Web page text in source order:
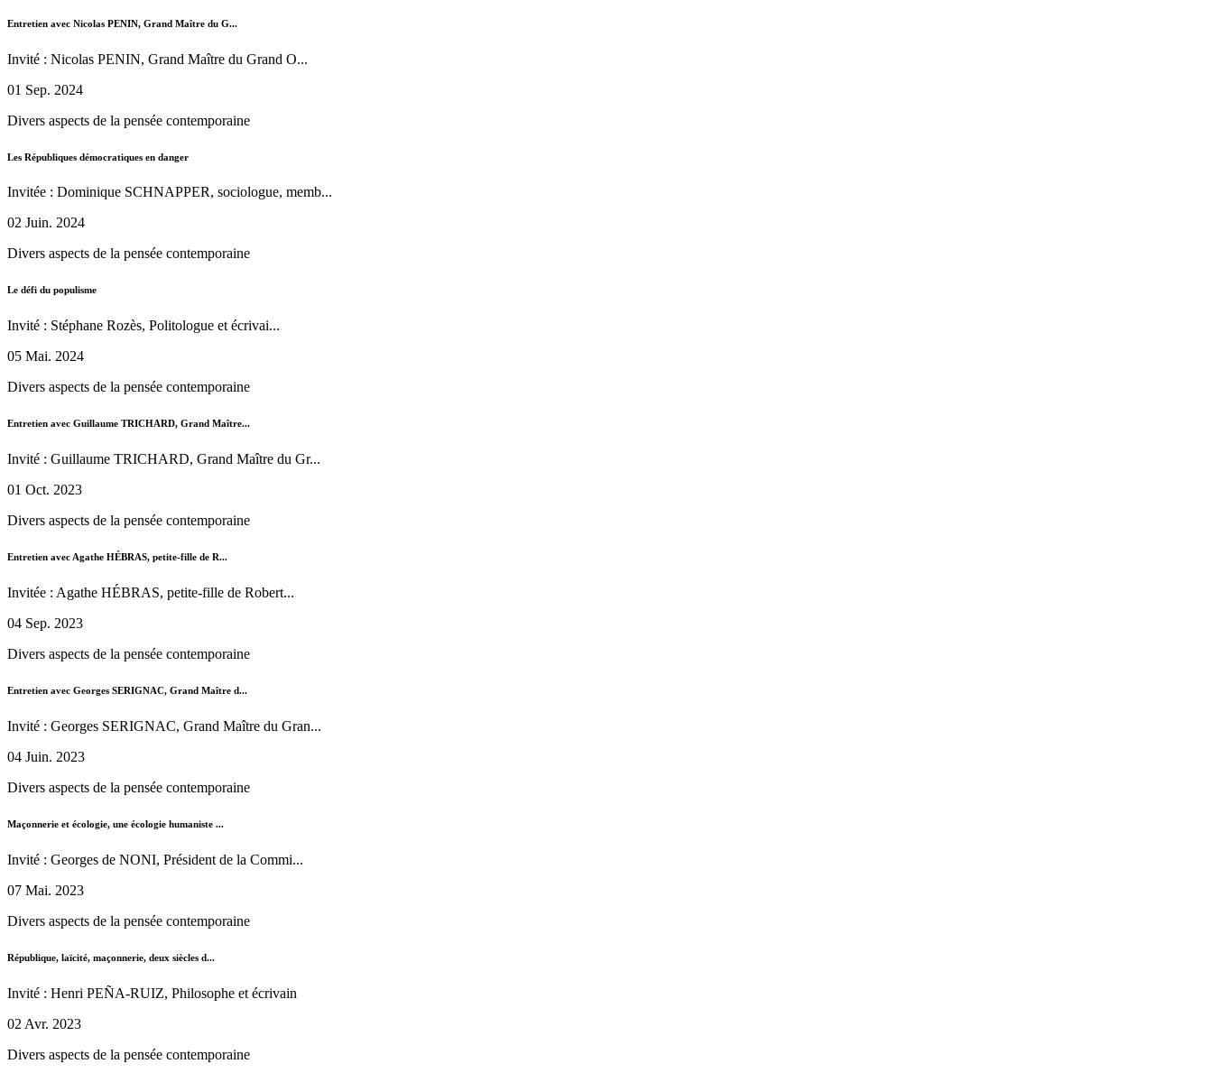
Entretien avec Nicolas PENIN, Grand Maître du G...
Invité : Nicolas PENIN, Grand Maître du Grand O...
01 Sep. 2024
Divers aspects de la pensée contemporaine
Les Républiques démocratiques en danger
Invitée : Dominique SCHNAPPER, sociologue, memb...
02 Juin. 2024
Divers aspects de la pensée contemporaine
Le défi du populisme
Invité : Stéphane Rozès, Politologue et écrivai...
05 Mai. 2024
Divers aspects de la pensée contemporaine
Entretien avec Guillaume TRICHARD, Grand Maître...
Invité : Guillaume TRICHARD, Grand Maître du Gr...
01 Oct. 2023
Divers aspects de la pensée contemporaine
Entretien avec Agathe HÉBRAS, petite-fille de R...
Invitée : Agathe HÉBRAS, petite-fille de Robert...
04 Sep. 2023
Divers aspects de la pensée contemporaine
Entretien avec Georges SERIGNAC, Grand Maître d...
Invité : Georges SERIGNAC, Grand Maître du Gran...
04 Juin. 2023
Divers aspects de la pensée contemporaine
Maçonnerie et écologie, une écologie humaniste ...
Invité : Georges de NONI, Président de la Commi...
07 Mai. 2023
Divers aspects de la pensée contemporaine
République, laïcité, maçonnerie, deux siècles d...
Invité : Henri PEÑA-RUIZ, Philosophe et écrivain
02 Avr. 2023
Divers aspects de la pensée contemporaine